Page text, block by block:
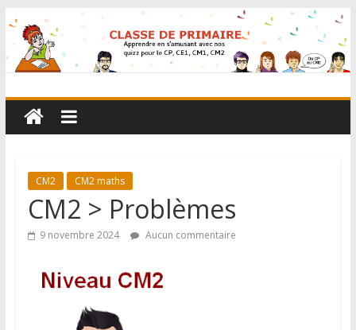
CM2 CM2 maths
CM2 > Problèmes
9 novembre 2024 Aucun commentaire